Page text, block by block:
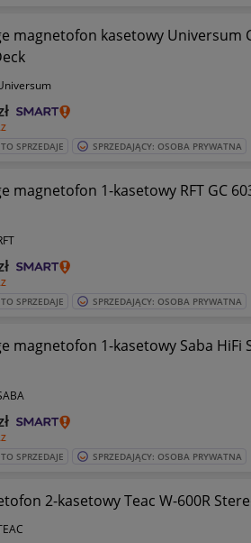
magnetofon kasetowy Universum
SPRZEDAJE SPRZEDAJĄCY: OSOBA PRYWATNA
magnetofon 1-kasetowy RFT GC
SPRZEDAJE SPRZEDAJĄCY: OSOBA PRYWATNA
magnetofon 1-kasetowy Saba HiFi
SPRZEDAJE SPRZEDAJĄCY: OSOBA PRYWATNA
2-kasetowy Teac W-600R